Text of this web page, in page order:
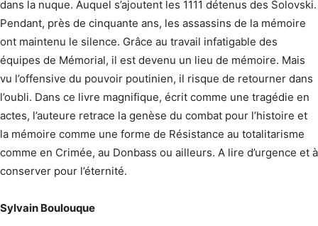
dans la nuque. Auquel s’ajoutent les 1111 détenus des Solovski.
Pendant, près de cinquante ans, les assassins de la mémoire
ont maintenu le silence. Grâce au travail infatigable des
équipes de Mémorial, il est devenu un lieu de mémoire. Mais
vu l’offensive du pouvoir poutinien, il risque de retourner dans
l’oubli. Dans ce livre magnifique, écrit comme une tragédie en
actes, l’auteure retrace la genèse du combat pour l’histoire et
la mémoire comme une forme de Résistance au totalitarisme
comme en Crimée, au Donbass ou ailleurs. A lire d’urgence et à
conserver pour l’éternité.
Sylvain Boulouque